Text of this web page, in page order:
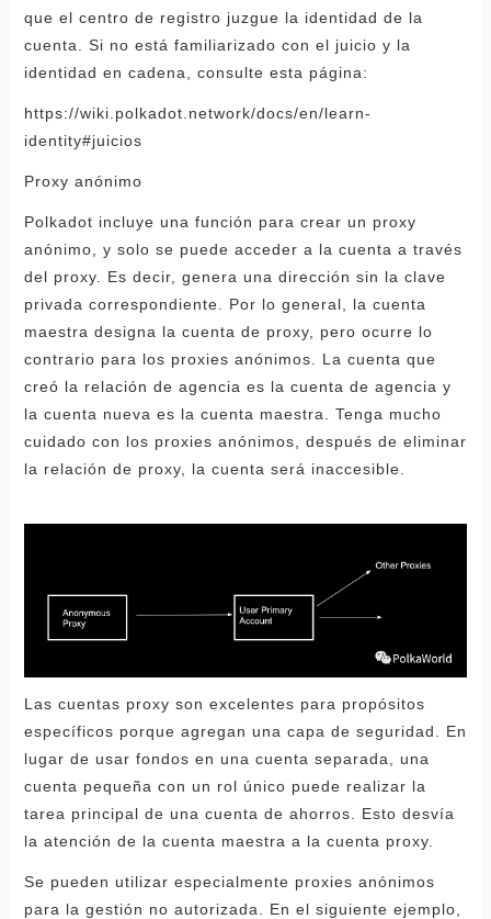
que el centro de registro juzgue la identidad de la
cuenta. Si no está familiarizado con el juicio y la
identidad en cadena, consulte esta página:
https://wiki.polkadot.network/docs/en/learn-
identity#juicios
Proxy anónimo
Polkadot incluye una función para crear un proxy
anónimo, y solo se puede acceder a la cuenta a través
del proxy. Es decir, genera una dirección sin la clave
privada correspondiente. Por lo general, la cuenta
maestra designa la cuenta de proxy, pero ocurre lo
contrario para los proxies anónimos. La cuenta que
creó la relación de agencia es la cuenta de agencia y
la cuenta nueva es la cuenta maestra. Tenga mucho
cuidado con los proxies anónimos, después de eliminar
la relación de proxy, la cuenta será inaccesible.
Las cuentas proxy son excelentes para propósitos
específicos porque agregan una capa de seguridad. En
lugar de usar fondos en una cuenta separada, una
cuenta pequeña con un rol único puede realizar la
tarea principal de una cuenta de ahorros. Esto desvía
la atención de la cuenta maestra a la cuenta proxy.
Se pueden utilizar especialmente proxies anónimos
para la gestión no autorizada. En el siguiente ejemplo,